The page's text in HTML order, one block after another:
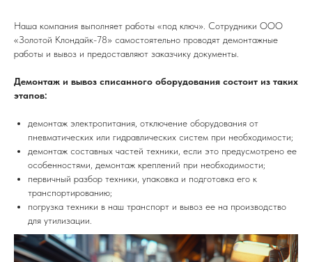
Наша компания выполняет работы «под ключ». Сотрудники ООО
«Золотой Клондайк-78» самостоятельно проводят демонтажные
работы и вывоз и предоставляют заказчику документы.
Демонтаж и вывоз списанного оборудования состоит из таких
этапов:
демонтаж электропитания, отключение оборудования от
пневматических или гидравлических систем при необходимости;
демонтаж составных частей техники, если это предусмотрено ее
особенностями, демонтаж креплений при необходимости;
первичный разбор техники, упаковка и подготовка его к
транспортированию;
погрузка техники в наш транспорт и вывоз ее на производство
для утилизации.